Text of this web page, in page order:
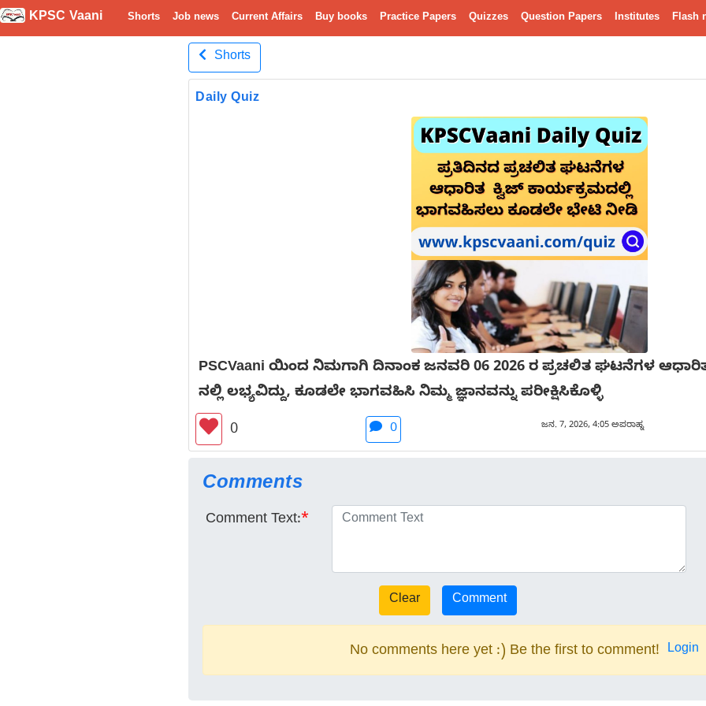
KPSC Vaani Shorts Job news Current Affairs Buy books Practice Papers Quizzes Question Papers Institutes Flash
Shorts
Daily Quiz
PSCVaani ಯಿಂದ ನಿಮಗಾಗಿ ದಿನಾಂಕ ಜನವರಿ 06 2026 ರ ಪ್ರಚಲಿತ ಘಟನೆಗಳ
ನಲ್ಲಿ ಲಭ್ಯವಿದ್ದು, ಕೂಡಲೇ ಭಾಗವಹಿಸಿ ನಿಮ್ಮ ಜ್ಞಾನವನ್ನು ಪರೀಕ್ಷಿಸಿಕೊಳ್ಳಿ
0
0 ಜನ. 7, 2026, 4:05 ಅಪರಾಹ್ನ
Comments
Comment Text:*
No comments here yet :) Be the first to comment! Login